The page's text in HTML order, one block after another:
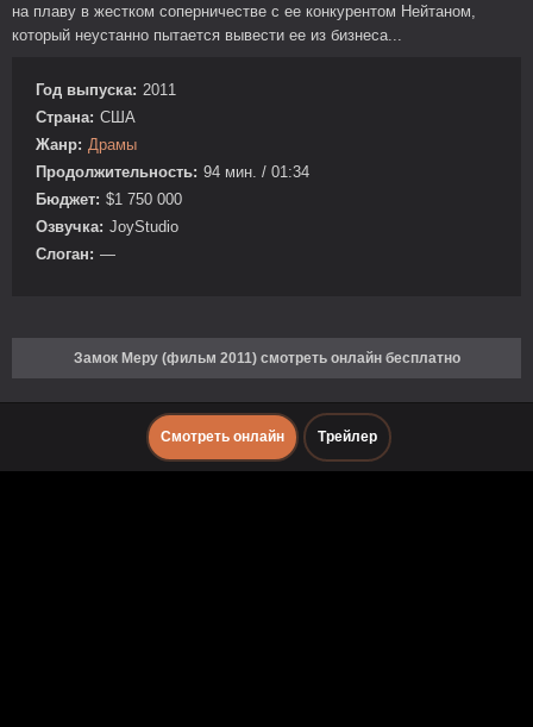
на плаву в жестком соперничестве с ее конкурентом Нейтаном,
который неустанно пытается вывести ее из бизнеса...
Год выпуска: 2011
Страна: США
Жанр: Драмы
Продолжительность: 94 мин. / 01:34
Бюджет: $1 750 000
Озвучка: JoyStudio
Слоган: —
Замок Меру (фильм 2011) смотреть онлайн бесплатно
Смотреть онлайн Трейлер